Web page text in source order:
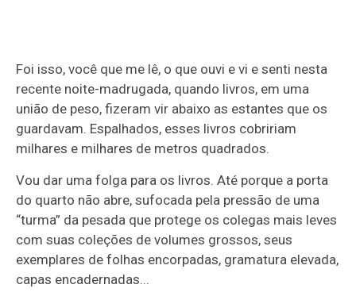
Foi isso, você que me lê, o que ouvi e vi e senti nesta
recente noite-madrugada, quando livros, em uma
união de peso, fizeram vir abaixo as estantes que os
guardavam. Espalhados, esses livros cobririam
milhares e milhares de metros quadrados.
Vou dar uma folga para os livros. Até porque a porta
do quarto não abre, sufocada pela pressão de uma
“turma” da pesada que protege os colegas mais leves
com suas coleções de volumes grossos, seus
exemplares de folhas encorpadas, gramatura elevada,
capas encadernadas...